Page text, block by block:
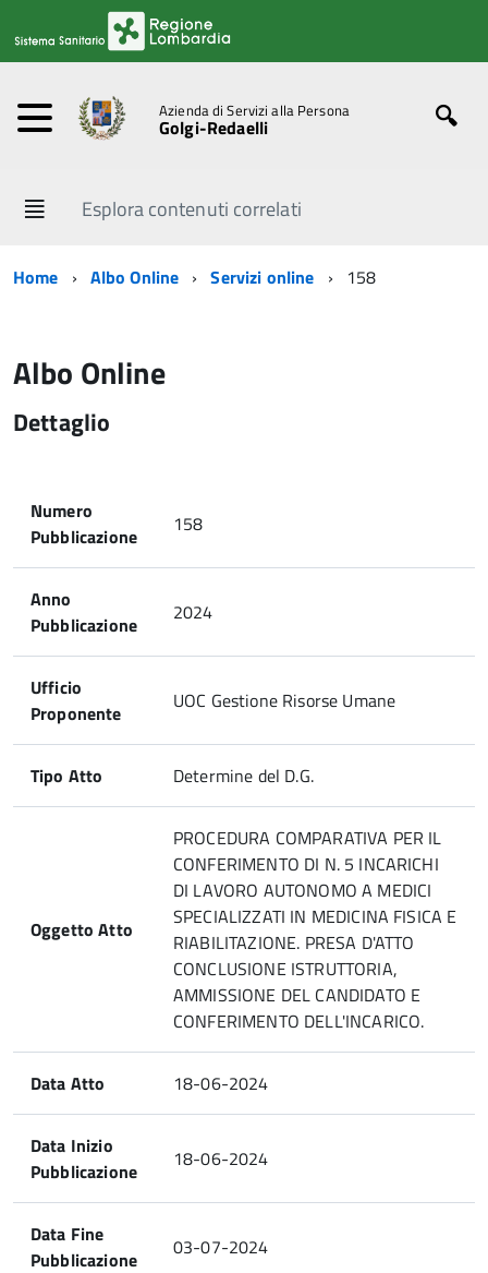
Azienda di Servizi alla Persona
Golgi-Redaelli
Esplora contenuti correlati
Home Albo Online Servizi online 158
Albo Online
Dettaglio
Numero
Pubblicazione
158
Anno
Pubblicazione
2024
Ufficio
Proponente
UOC Gestione Risorse Umane
Tipo Atto Determine del D.G.
Oggetto Atto
PROCEDURA COMPARATIVA PER IL
CONFERIMENTO DI N. 5 INCARICHI
DI LAVORO AUTONOMO A MEDICI
SPECIALIZZATI IN MEDICINA FISICA E
RIABILITAZIONE. PRESA D'ATTO
CONCLUSIONE ISTRUTTORIA,
AMMISSIONE DEL CANDIDATO E
CONFERIMENTO DELL'INCARICO.
Data Atto 18-06-2024
Data Inizio
Pubblicazione
18-06-2024
Data Fine
Pubblicazione
03-07-2024